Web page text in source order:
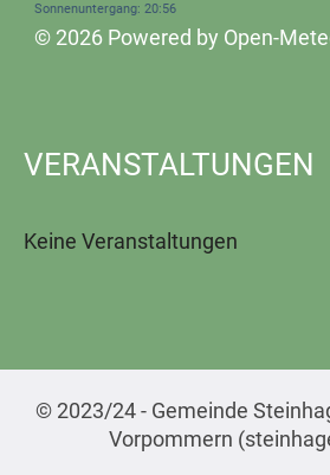
Sonnenuntergang: 20:56
© 2026 Powered by Open-
VERANSTALTUNGEN
Keine Veranstaltungen
© 2023/24 - Gemeinde
Vorpommern